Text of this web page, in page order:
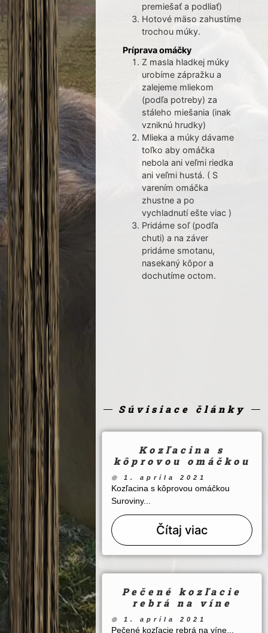
premiešať a podliať)
Hotové mäso zahustíme
trochou múky.
Príprava omáčky
Z masla hladkej múky
urobíme zápražku a
zalejeme mliekom
(podľa potreby) za
stáleho miešania (inak
vzniknú hrudky)
Mlieka a múky dávame
toľko aby omáčka
nebola ani veľmi riedka
ani veľmi hustá. ( S
varením omáčka
zhustne a po
vychladnutí ešte viac )
Pridáme soľ (podľa
chuti) a na záver
pridáme smotanu,
nasekaný kôpor a
dochutíme octom.
Súvisiace články
Kozľacina s
kôprovou omáčkou
1. apríla 2021
Kozľacina s kôprovou omáčkou
Suroviny...
Čítaj viac
Pečené kozľacie
rebrá na víne
1. apríla 2021
Pečené kozľacie rebrá na víne...